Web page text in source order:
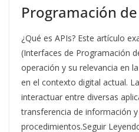
Programación
¿Qué es APIs? Este artículo
(Interfaces de Programación
operación y su relevancia en
en el contexto digital actual.
interactuar entre diversas
transferencia de información
procedimientos.Seguir